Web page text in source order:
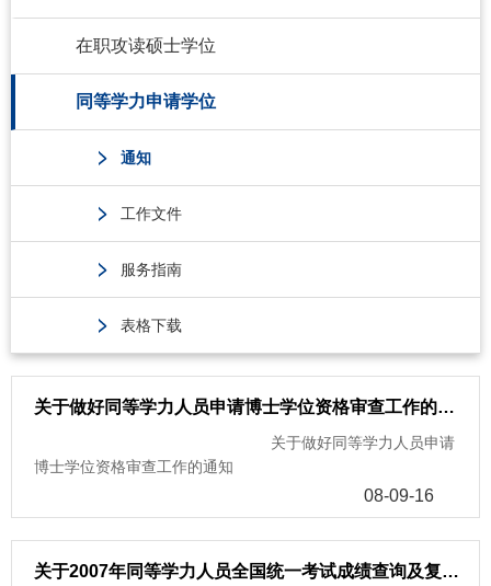
在职攻读硕士学位
同等学力申请学位
通知
工作文件
服务指南
表格下载
关于做好同等学力人员申请博士学位资格审查工作的通知
关于做好同等学力人员申请
博士学位资格审查工作的通知
08-09-16
关于2007年同等学力人员全国统一考试成绩查询及复核的通知